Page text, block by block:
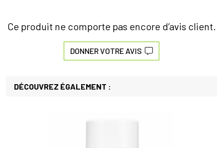
Ce produit ne comporte pas encore d’avis client.
DONNER VOTRE AVIS
DÉCOUVREZ ÉGALEMENT :